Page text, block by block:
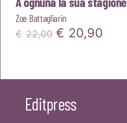
Zoe Battagliarin
€ 22,00 Il
€22,00.
€ 20,90
Editpress